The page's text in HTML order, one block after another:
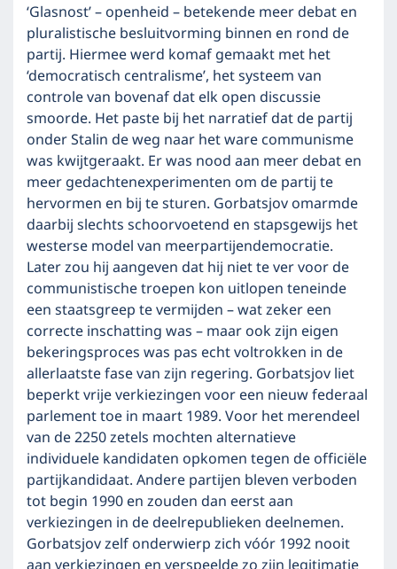
‘Glasnost’ – openheid – betekende meer debat en
pluralistische besluitvorming binnen en rond de
partij. Hiermee werd komaf gemaakt met het
‘democratisch centralisme’, het systeem van
controle van bovenaf dat elk open discussie
smoorde. Het paste bij het narratief dat de partij
onder Stalin de weg naar het ware communisme
was kwijtgeraakt. Er was nood aan meer debat en
meer gedachtenexperimenten om de partij te
hervormen en bij te sturen. Gorbatsjov omarmde
daarbij slechts schoorvoetend en stapsgewijs het
westerse model van meerpartijendemocratie.
Later zou hij aangeven dat hij niet te ver voor de
communistische troepen kon uitlopen teneinde
een staatsgreep te vermijden – wat zeker een
correcte inschatting was – maar ook zijn eigen
bekeringsproces was pas echt voltrokken in de
allerlaatste fase van zijn regering. Gorbatsjov liet
beperkt vrije verkiezingen voor een nieuw federaal
parlement toe in maart 1989. Voor het merendeel
van de 2250 zetels mochten alternatieve
individuele kandidaten opkomen tegen de officiële
partijkandidaat. Andere partijen bleven verboden
tot begin 1990 en zouden dan eerst aan
verkiezingen in de deelrepublieken deelnemen.
Gorbatsjov zelf onderwierp zich vóór 1992 nooit